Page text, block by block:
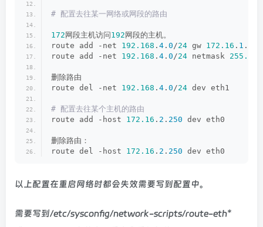
# 配置去往某一网络或网段的路由
172 网段主机访问192 网段的主机。
route add -net 192.168 . 4 . 0 /24 gw 172.16 . 1 .
route add -net 192.168 . 4 . 0 /24 netmask 255.255
删除路由
route del -net 192.168 . 4 . 0 /24 dev eth1
# 配置去往某个主机的路由
route add -host 172.16 . 2 . 250 dev eth0
删除路由：
route del -host 172.16 . 2 . 250 dev eth0
以上配置在重启网络时都会失效需要写到配置中。
需要写到/etc/sysconfig/network-scripts/route-eth*